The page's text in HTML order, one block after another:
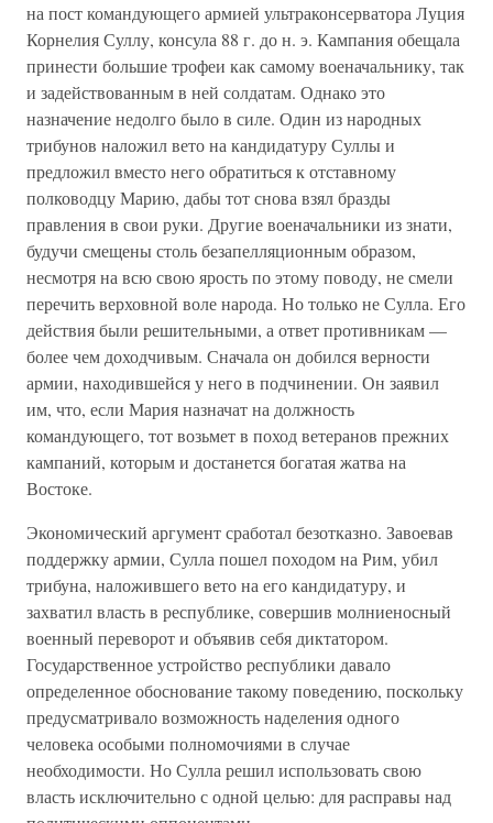
на пост командующего армией ультраконсерватора Луция
Корнелия Суллу, консула 88 г. до н. э. Кампания обещала
принести большие трофеи как самому военачальнику, так
и задействованным в ней солдатам. Однако это
назначение недолго было в силе. Один из народных
трибунов наложил вето на кандидатуру Суллы и
предложил вместо него обратиться к отставному
полководцу Марию, дабы тот снова взял бразды
правления в свои руки. Другие военачальники из знати,
будучи смещены столь безапелляционным образом,
несмотря на всю свою ярость по этому поводу, не смели
перечить верховной воле народа. Но только не Сулла. Его
действия были решительными, а ответ противникам —
более чем доходчивым. Сначала он добился верности
армии, находившейся у него в подчинении. Он заявил
им, что, если Мария назначат на должность
командующего, тот возьмет в поход ветеранов прежних
кампаний, которым и достанется богатая жатва на
Востоке.
Экономический аргумент сработал безотказно. Завоевав
поддержку армии, Сулла пошел походом на Рим, убил
трибуна, наложившего вето на его кандидатуру, и
захватил власть в республике, совершив молниеносный
военный переворот и объявив себя диктатором.
Государственное устройство республики давало
определенное обоснование такому поведению, поскольку
предусматривало возможность наделения одного
человека особыми полномочиями в случае
необходимости. Но Сулла решил использовать свою
власть исключительно с одной целью: для расправы над